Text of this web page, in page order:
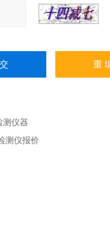
测仪器
测仪报价